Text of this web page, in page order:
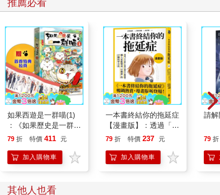
推薦必看
如果西遊是一群喵(1)
：《如果歷史是一群
喵》作者最新力作，附
79 折 特價 411 元
加入購物車
一本書終結你的拖延症
【漫畫版】：透過「小
行動」打開大腦的行動
「行動派」的37個科
學方法
79 折 特價 237 元
加入購物車
請解
79 折
其他人也看